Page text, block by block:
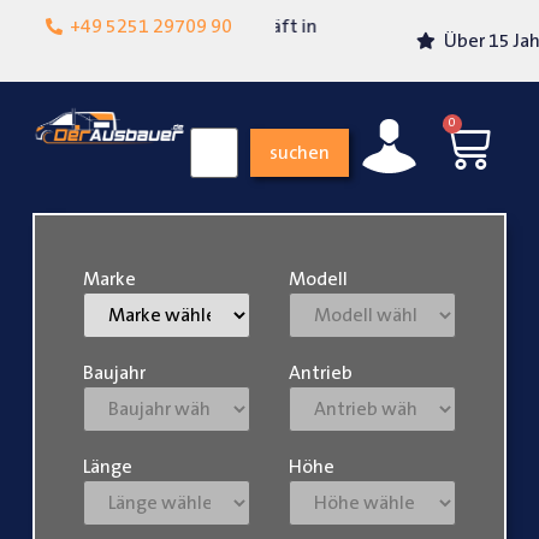
+49 5251 29709 90
Lokalgeschäft in
Über 15 Jahre Erfahrung
suchen
0
Marke Modell
Baujahr Antrieb
Länge Höhe